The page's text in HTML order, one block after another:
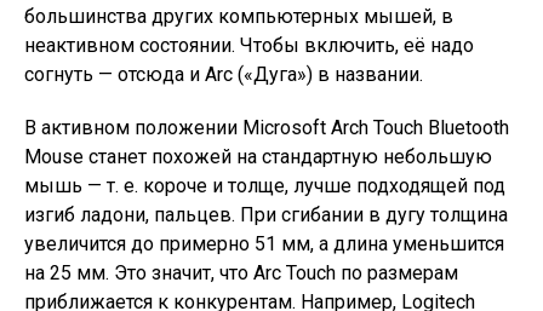
большинства других компьютерных мышей, в
неактивном состоянии. Чтобы включить, её надо
согнуть — отсюда и Arc («Дуга») в названии.
В активном положении Microsoft Arch Touch Bluetooth
Mouse станет похожей на стандартную небольшую
мышь — т. е. короче и толще, лучше подходящей под
изгиб ладони, пальцев. При сгибании в дугу толщина
увеличится до примерно 51 мм, а длина уменьшится
на 25 мм. Это значит, что Arc Touch по размерам
приближается к конкурентам. Например, Logitech